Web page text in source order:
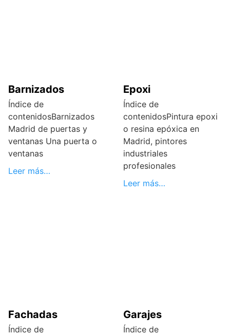
Barnizados
Índice de
contenidosBarnizados
Madrid de puertas y
ventanas Una puerta o
ventanas
Leer más…
Epoxi
Índice de
contenidosPintura epoxi
o resina epóxica en
Madrid, pintores
industriales
profesionales
Leer más…
Fachadas
Índice de
Garajes
Índice de